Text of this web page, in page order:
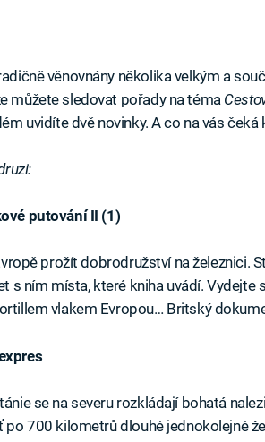
věnovnány několika velkým a
můžete sledovat pořady na téma
uvidíte dvě novinky. A co na vás čeká
putování II (1)
prožít dobrodružství na železnici.
s ním místa, které kniha uvádí. Vydejte
vlakem Evropou… Britský
se na severu rozkládají bohatá
700 kilometrů dlouhé jednokolejné